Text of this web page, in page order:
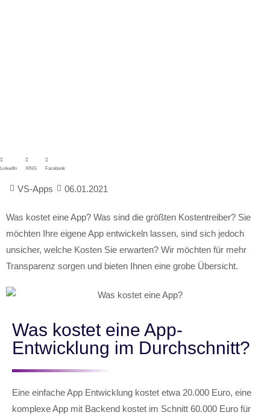
LinkedIn XING Facebook
VS-Apps 06.01.2021
Was kostet eine App? Was sind die größten Kostentreiber? Sie
möchten Ihre eigene App entwickeln lassen, sind sich jedoch
unsicher, welche Kosten Sie erwarten? Wir möchten für mehr
Transparenz sorgen und bieten Ihnen eine grobe Übersicht.
Was kostet eine App-
Entwicklung im Durchschnitt?
Eine einfache App Entwicklung kostet etwa 20.000 Euro, eine
komplexe App mit Backend kostet im Schnitt 60.000 Euro für